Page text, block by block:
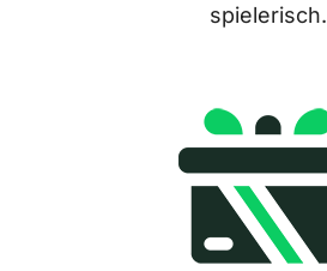
spielerisch.